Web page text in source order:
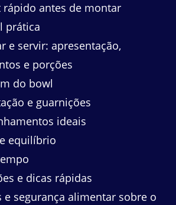
rápido antes de montar
prática
e servir: apresentação,
e porções
do bowl
e guarnições
ideais
equilíbrio
e dicas rápidas
e segurança alimentar sobre o